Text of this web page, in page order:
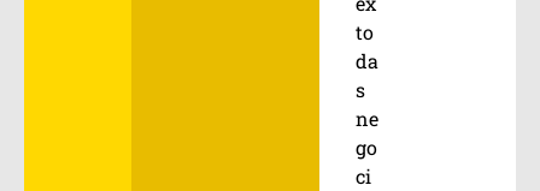
to
da
s
ne
go
ci